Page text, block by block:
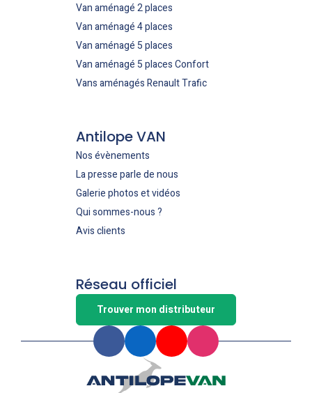
Van aménagé 2 places
Van aménagé 4 places
Van aménagé 5 places
Van aménagé 5 places Confort
Vans aménagés Renault Trafic
Antilope VAN
Nos évènements
La presse parle de nous
Galerie photos et vidéos
Qui sommes-nous ?
Avis clients
Réseau officiel
Trouver mon distributeur